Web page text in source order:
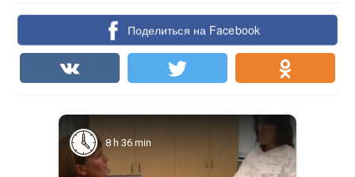
Поделиться на Facebook
8 h 36 min